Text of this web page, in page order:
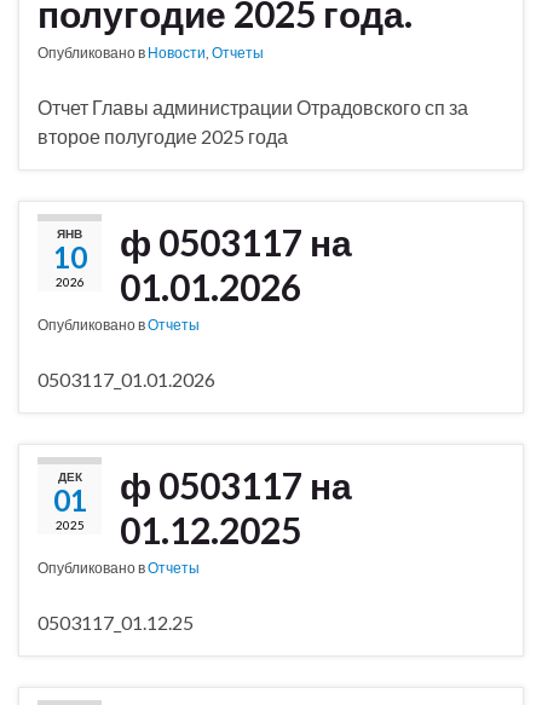
полугодие 2025 года.
Опубликовано в Новости, Отчеты
Отчет Главы администрации Отрадовского сп за
второе полугодие 2025 года
ЯНВ
10
2026
ф 0503117 на
01.01.2026
Опубликовано вОтчеты
0503117_01.01.2026
ДЕК
01
2025
ф 0503117 на
01.12.2025
Опубликовано вОтчеты
0503117_01.12.25